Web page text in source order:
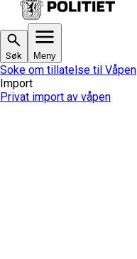
Søk Meny
Soke om tillatelse til Våpen
Import
Privat import av våpen